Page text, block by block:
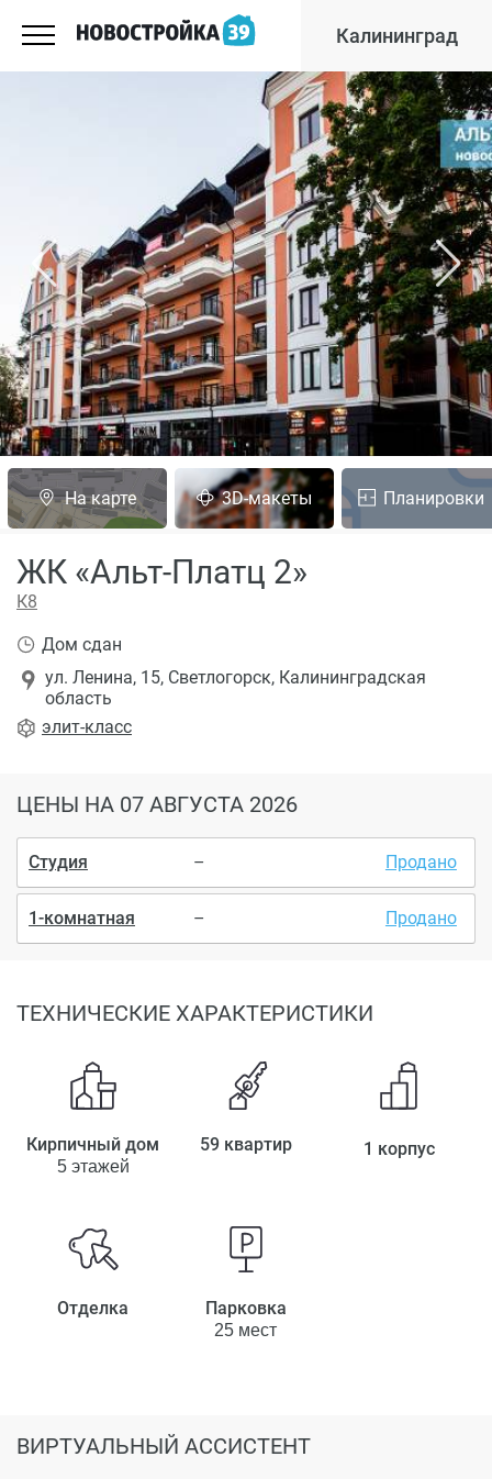
Калининград
На карте 3D-макеты Планировки
ЖК «Альт-Платц 2»
К8
элит-класс
ул. Ленина, 15, Светлогорск, Калининградская
область
Дом сдан
ЦЕНЫ НА 07 АВГУСТА 2026
Студия – Продано
1-комнатная – Продано
ТЕХНИЧЕСКИЕ ХАРАКТЕРИСТИКИ
Кирпичный дом
5 этажей
59 квартир 1 корпус
Отделка Парковка
25 мест
ВИРТУАЛЬНЫЙ АССИСТЕНТ